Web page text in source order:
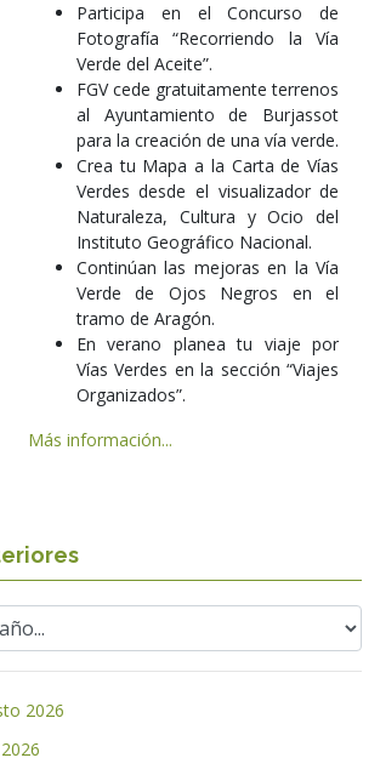
Participa en el Concurso de
Fotografía “Recorriendo la Vía
Verde del Aceite”.
FGV cede gratuitamente terrenos
al Ayuntamiento de Burjassot
para la creación de una vía verde.
Crea tu Mapa a la Carta de Vías
Verdes desde el visualizador de
Naturaleza, Cultura y Ocio del
Instituto Geográfico Nacional.
Continúan las mejoras en la Vía
Verde de Ojos Negros en el
tramo de Aragón.
En verano planea tu viaje por
Vías Verdes en la sección “Viajes
Organizados”.
Más información...
2026